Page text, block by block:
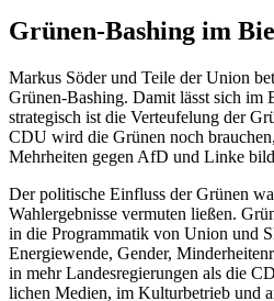
Grünen-Bashing im
Markus Söder und Teile der Union
Grünen-Bashing. Damit lässt sich im
strate­gisch ist die Verteu­felung der
CDU wird die Grünen noch
Mehrheiten gegen AfD und Linke
Der politische Einfluss der Grünen
Wahler­geb­nisse vermuten ließen.
in die Program­matik von Union und
Energie­wende, Gender,
in mehr Landes­re­gie­rungen als die
lichen Medien, im Kultur­be­trieb und